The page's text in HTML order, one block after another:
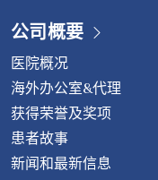
公司概要
医院概况
海外办公室&代理
获得荣誉及奖项
患者故事
新闻和最新信息